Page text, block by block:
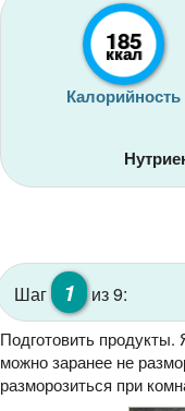
185
ккал
Калорийность
Шаг 1 из 9:
Подготовить
можно заранее не
разморозиться при